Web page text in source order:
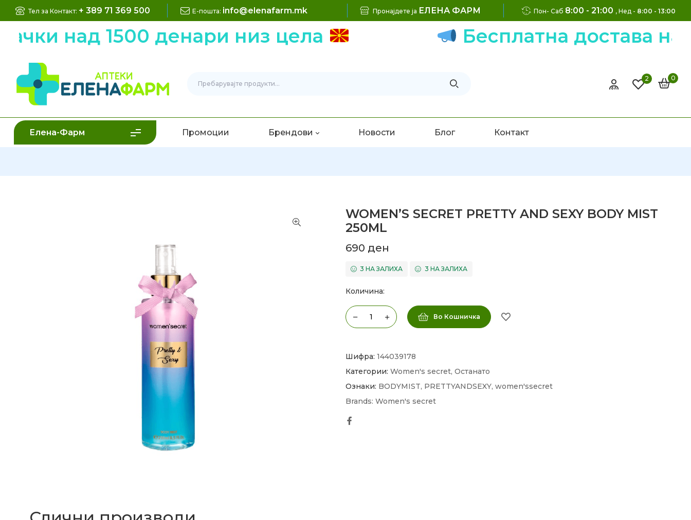
Тел за Контакт: + 389 71 369 500 Е-пошта: info@elenafarm.mk Пронајдете ја ЕЛЕНА ФАРМ Пон- Саб 8:00 - 21:00 , Нед - 8:00 - 13:00
над 1500 денари низ цела Бесплатна достава на
2 0
Елена-Фарм Промоции Брендови Новости Блог Контакт
WOMEN’S SECRET PRETTY AND SEXY BODY MIST
250ML
690 ден
3 НА ЗАЛИХА 3 НА ЗАЛИХА
Количина:
Во Кошничка
Шифра: 144039178
Категории: Women's secret, Останато
Ознаки: BODYMIST, PRETTYANDSEXY, women'ssecret
Brands: Women's secret